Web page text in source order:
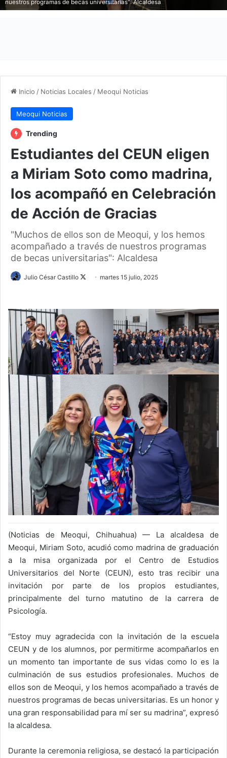
nuestros programas de becas universitarias": Alcaldesa
Inicio / Noticias Locales / Meoqui Noticias
Meoqui Noticias
Trending
Estudiantes del CEUN eligen
a Miriam Soto como madrina,
los acompañó en Celebración
de Acción de Gracias
"Muchos de ellos son de Meoqui, y los hemos
acompañado a través de nuestros programas
de becas universitarias": Alcaldesa
Julio César Castillo
Followmartes 15 julio, 2025
(Noticias de Meoqui, Chihuahua) — La alcaldesa de
Meoqui, Miriam Soto, acudió como madrina de graduación
a la misa organizada por el Centro de Estudios
Universitarios del Norte (CEUN), esto tras recibir una
invitación por parte de los propios estudiantes,
principalmente del turno matutino de la carrera de
Psicología.
“Estoy muy agradecida con la invitación de la escuela
CEUN y de los alumnos, por permitirme acompañarlos en
un momento tan importante de sus vidas como lo es la
culminación de sus estudios profesionales. Muchos de
ellos son de Meoqui, y los hemos acompañado a través de
nuestros programas de becas universitarias. Es un honor y
una gran responsabilidad para mí ser su madrina”, expresó
la alcaldesa.
Durante la ceremonia religiosa, se destacó la participación